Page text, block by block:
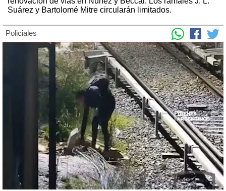
Suárez y Bartolomé Mitre circularán limitados.
Policiales